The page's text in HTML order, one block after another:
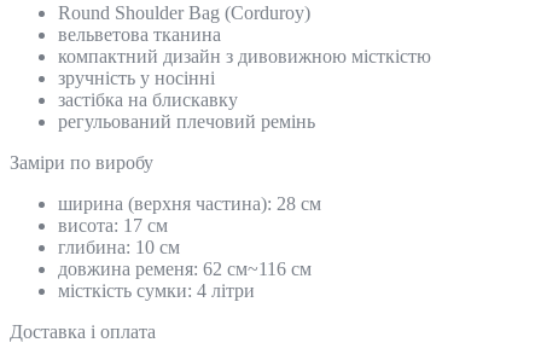
Round Shoulder Bag (Corduroy)
вельветова тканина
компактний дизайн з дивовижною місткістю
зручність у носінні
застібка на блискавку
регульований плечовий ремінь
Замiри по виробу
ширина (верхня частина): 28 см
висота: 17 см
глибина: 10 см
довжина ременя: 62 см~116 см
місткість сумки: 4 літри
Доставка і оплата